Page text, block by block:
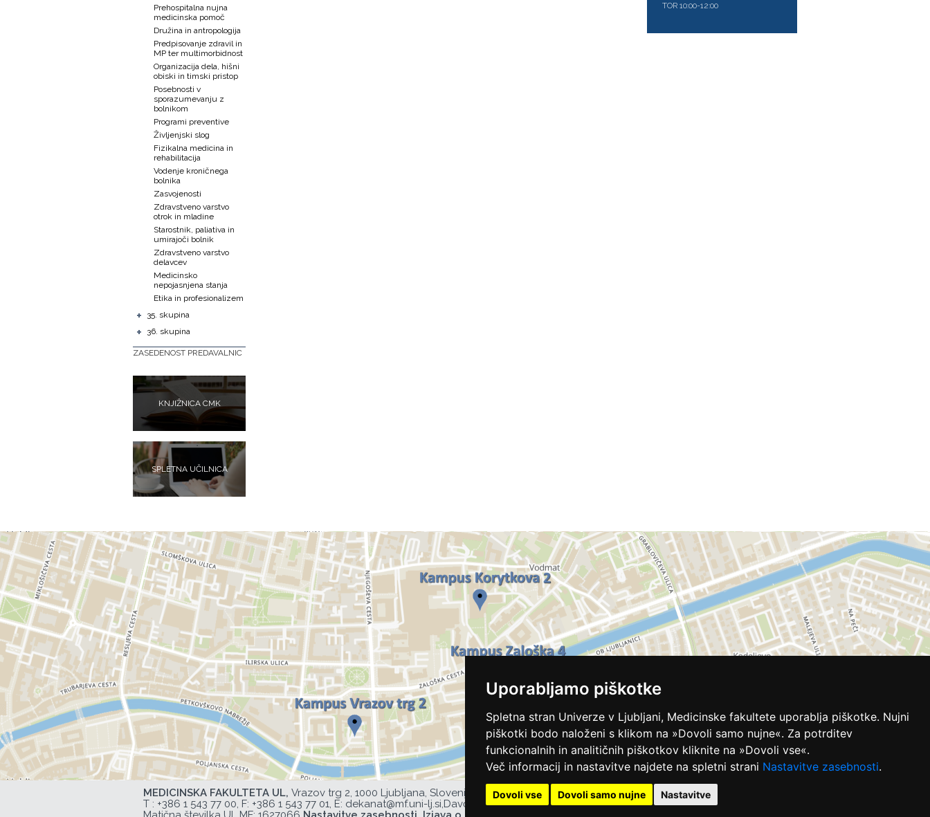
Uporabljamo piškotke
Spletna stran Univerze v Ljubljani, Medicinske fakultete uporablja piškotke. Nujni
piškotki bodo naloženi s klikom na »Dovoli samo nujne«. Za potrditev
funkcionalnih in analitičnih piškotkov kliknite na »Dovoli vse«.
Več informacij in nastavitve najdete na spletni strani Nastavitve zasebnosti.
Dovoli vse Dovoli samo nujne Nastavitve
Prehospitalna nujna
medicinska pomoč
Družina in antropologija
Predpisovanje zdravil in
MP ter multimorbidnost
Organizacija dela, hišni
obiski in timski pristop
Posebnosti v
sporazumevanju z
bolnikom
Programi preventive
Življenjski slog
Fizikalna medicina in
rehabilitacija
Vodenje kroničnega
bolnika
Zasvojenosti
Zdravstveno varstvo
otrok in mladine
Starostnik, paliativa in
umirajoči bolnik
Zdravstveno varstvo
delavcev
Medicinsko
nepojasnjena stanja
Etika in profesionalizem
+ 35. skupina
+ 36. skupina
ZASEDENOST PREDAVALNIC
KNJIŽNICA CMK
SPLETNA UČILNICA
TOR 10:00-12:00
MEDICINSKA FAKULTETA UL, Vrazov trg 2, 1000 Ljubljana, Slovenija,
T : +386 1 543 77 00, F: +386 1 543 77 01, E: dekanat@mf.uni-lj.si,Davčna številka UL MF: 44752385,